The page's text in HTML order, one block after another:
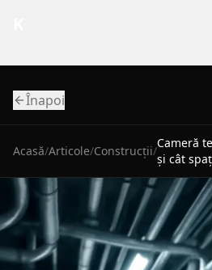
Înapoi
Acasă/Articole/Construcții/
Cameră
și cât